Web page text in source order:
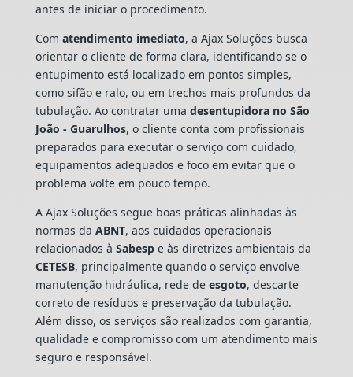
antes de iniciar o procedimento.
Com atendimento imediato, a Ajax Soluções busca
orientar o cliente de forma clara, identificando se o
entupimento está localizado em pontos simples,
como sifão e ralo, ou em trechos mais profundos da
tubulação. Ao contratar uma desentupidora no São
João - Guarulhos, o cliente conta com profissionais
preparados para executar o serviço com cuidado,
equipamentos adequados e foco em evitar que o
problema volte em pouco tempo.
A Ajax Soluções segue boas práticas alinhadas às
normas da ABNT, aos cuidados operacionais
relacionados à Sabespe às diretrizes ambientais da
CETESB, principalmente quando o serviço envolve
manutenção hidráulica, rede de esgoto, descarte
correto de resíduos e preservação da tubulação.
Além disso, os serviços são realizados com garantia,
qualidade e compromisso com um atendimento mais
seguro e responsável.